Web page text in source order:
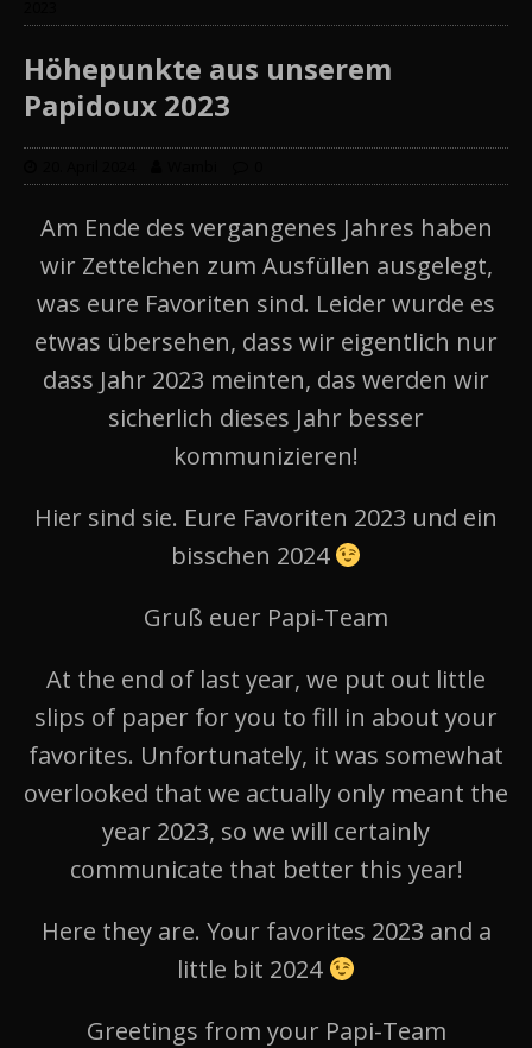
Höhepunkte aus unserem
Papidoux 2023
Am Ende des vergangenes Jahres haben
wir Zettelchen zum Ausfüllen ausgelegt,
was eure Favoriten sind. Leider wurde es
etwas übersehen, dass wir eigentlich nur
dass Jahr 2023 meinten, das werden wir
sicherlich dieses Jahr besser
kommunizieren!
Hier sind sie. Eure Favoriten 2023 und ein
bisschen 2024
Gruß euer Papi-Team
At the end of last year, we put out little
slips of paper for you to fill in about your
favorites. Unfortunately, it was somewhat
overlooked that we actually only meant the
year 2023, so we will certainly
communicate that better this year!
Here they are. Your favorites 2023 and a
little bit 2024
Greetings from your Papi-Team